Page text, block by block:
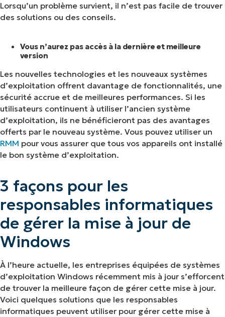
Lorsqu’un problème survient, il n’est pas facile de trouver
des solutions ou des conseils.
Vous n’aurez pas accès à la dernière et meilleure
version
Les nouvelles technologies et les nouveaux systèmes
d’exploitation offrent davantage de fonctionnalités, une
sécurité accrue et de meilleures performances. Si les
utilisateurs continuent à utiliser l’ancien système
d’exploitation, ils ne bénéficieront pas des avantages
offerts par le nouveau système. Vous pouvez utiliser un
RMM pour vous assurer que tous vos appareils ont installé
le bon système d’exploitation.
3 façons pour les
responsables informatiques
de gérer la mise à jour de
Windows
À l’heure actuelle, les entreprises équipées de systèmes
d’exploitation Windows récemment mis à jour s’efforcent
de trouver la meilleure façon de gérer cette mise à jour.
Voici quelques solutions que les responsables
informatiques peuvent utiliser pour gérer cette mise à